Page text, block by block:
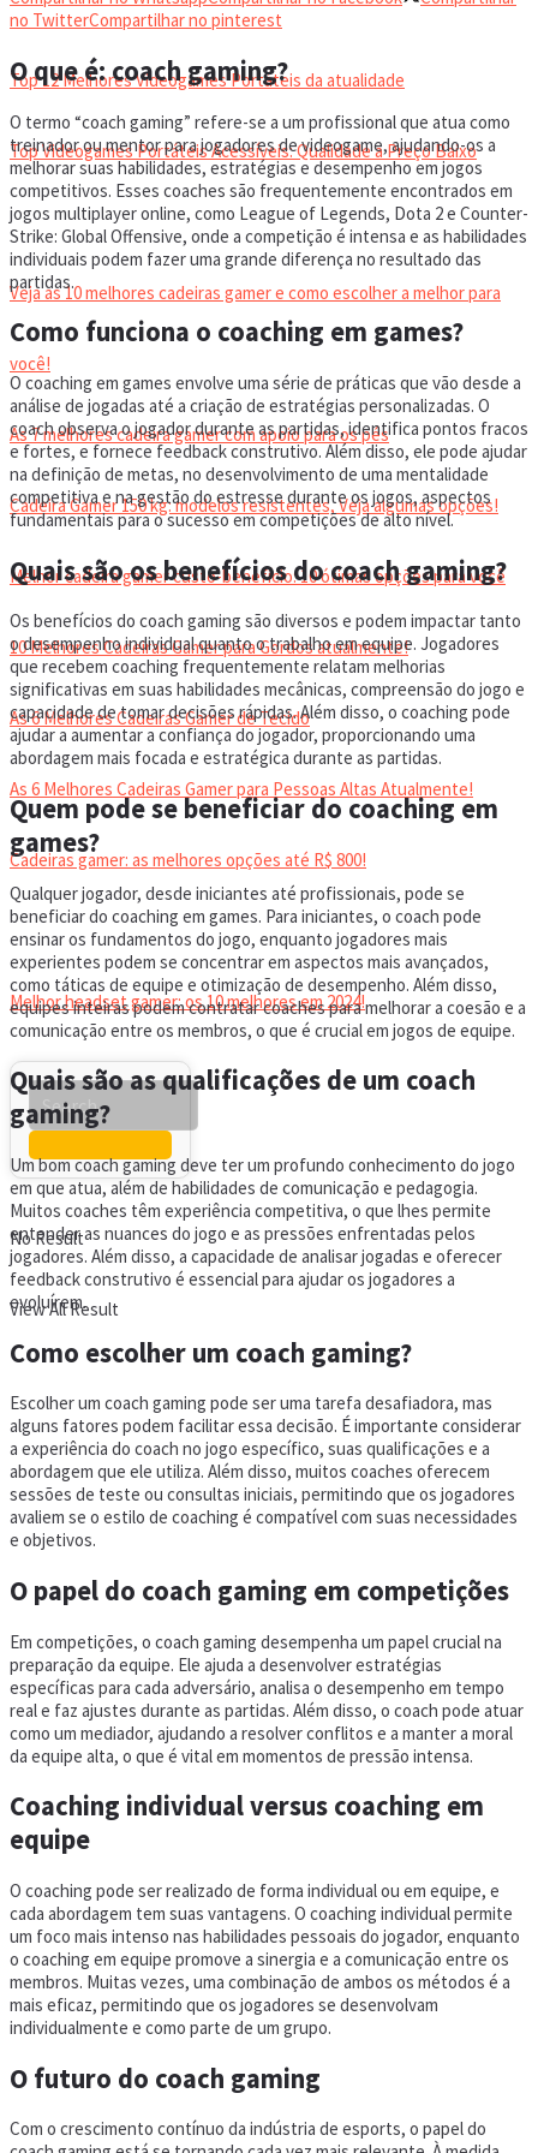
VIDEOGAMES PORTÁTEIS
Top 12 Melhores Videogames Portáteis da atualidade
Top Videogames Portáteis Acessíveis: Qualidade a Preço Baixo
CADEIRA GAMER
Veja as 10 melhores cadeiras gamer e como escolher a melhor para
você!
As 7 melhores cadeira gamer com apoio para os pés
Cadeira Gamer 150 kg: modelos resistentes, Veja algumas opções!
Melhor cadeira gamer custo-benefício: 10 ótimas opções para você
10 Melhores Cadeiras Gamer para Gordos atualmente!
As 6 Melhores Cadeiras Gamer de Tecido
As 6 Melhores Cadeiras Gamer para Pessoas Altas Atualmente!
Cadeiras gamer: as melhores opções até R$ 800!
HEADSET
Melhor headset gamer: os 10 melhores em 2024!
No Result
View All Result
no TwitterCompartilhar no pinterest
O que é: coach gaming?
O termo “coach gaming” refere-se a um profissional que atua como
treinador ou mentor para jogadores de videogame, ajudando-os a
melhorar suas habilidades, estratégias e desempenho em jogos
competitivos. Esses coaches são frequentemente encontrados em
jogos multiplayer online, como League of Legends, Dota 2 e Counter-
Strike: Global Offensive, onde a competição é intensa e as habilidades
individuais podem fazer uma grande diferença no resultado das
partidas.
Como funciona o coaching em games?
O coaching em games envolve uma série de práticas que vão desde a
análise de jogadas até a criação de estratégias personalizadas. O
coach observa o jogador durante as partidas, identifica pontos fracos
e fortes, e fornece feedback construtivo. Além disso, ele pode ajudar
na definição de metas, no desenvolvimento de uma mentalidade
competitiva e na gestão do estresse durante os jogos, aspectos
fundamentais para o sucesso em competições de alto nível.
Quais são os benefícios do coach gaming?
Os benefícios do coach gaming são diversos e podem impactar tanto
o desempenho individual quanto o trabalho em equipe. Jogadores
que recebem coaching frequentemente relatam melhorias
significativas em suas habilidades mecânicas, compreensão do jogo e
capacidade de tomar decisões rápidas. Além disso, o coaching pode
ajudar a aumentar a confiança do jogador, proporcionando uma
abordagem mais focada e estratégica durante as partidas.
Quem pode se beneficiar do coaching em
games?
Qualquer jogador, desde iniciantes até profissionais, pode se
beneficiar do coaching em games. Para iniciantes, o coach pode
ensinar os fundamentos do jogo, enquanto jogadores mais
experientes podem se concentrar em aspectos mais avançados,
como táticas de equipe e otimização de desempenho. Além disso,
equipes inteiras podem contratar coaches para melhorar a coesão e a
comunicação entre os membros, o que é crucial em jogos de equipe.
Quais são as qualificações de um coach
gaming?
Um bom coach gaming deve ter um profundo conhecimento do jogo
em que atua, além de habilidades de comunicação e pedagogia.
Muitos coaches têm experiência competitiva, o que lhes permite
entender as nuances do jogo e as pressões enfrentadas pelos
jogadores. Além disso, a capacidade de analisar jogadas e oferecer
feedback construtivo é essencial para ajudar os jogadores a
evoluírem.
Como escolher um coach gaming?
Escolher um coach gaming pode ser uma tarefa desafiadora, mas
alguns fatores podem facilitar essa decisão. É importante considerar
a experiência do coach no jogo específico, suas qualificações e a
abordagem que ele utiliza. Além disso, muitos coaches oferecem
sessões de teste ou consultas iniciais, permitindo que os jogadores
avaliem se o estilo de coaching é compatível com suas necessidades
e objetivos.
O papel do coach gaming em competições
Em competições, o coach gaming desempenha um papel crucial na
preparação da equipe. Ele ajuda a desenvolver estratégias
específicas para cada adversário, analisa o desempenho em tempo
real e faz ajustes durante as partidas. Além disso, o coach pode atuar
como um mediador, ajudando a resolver conflitos e a manter a moral
da equipe alta, o que é vital em momentos de pressão intensa.
Coaching individual versus coaching em
equipe
O coaching pode ser realizado de forma individual ou em equipe, e
cada abordagem tem suas vantagens. O coaching individual permite
um foco mais intenso nas habilidades pessoais do jogador, enquanto
o coaching em equipe promove a sinergia e a comunicação entre os
membros. Muitas vezes, uma combinação de ambos os métodos é a
mais eficaz, permitindo que os jogadores se desenvolvam
individualmente e como parte de um grupo.
O futuro do coach gaming
Com o crescimento contínuo da indústria de esports, o papel do